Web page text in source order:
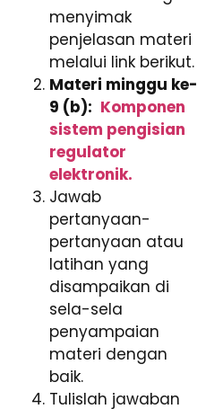
menyimak
penjelasan materi
melalui link berikut.
Materi minggu ke-
9 (b): Komponen
sistem pengisian
regulator
elektronik.
Jawab
pertanyaan-
pertanyaan atau
latihan yang
disampaikan di
sela-sela
penyampaian
materi dengan
baik.
Tulislah jawaban